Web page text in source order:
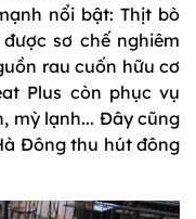
nổi bật: Thịt bò
sơ chế nghiêm
rau cuốn hữu cơ
Plus còn phục vụ
mỳ lạnh... Đây cũng
Đông thu hút đông